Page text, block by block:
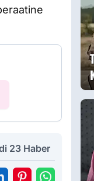
23 Haber